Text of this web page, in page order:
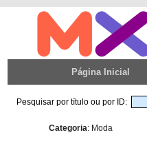
Página Inicial
Pesquisar por título ou por ID:
Categoria: Moda